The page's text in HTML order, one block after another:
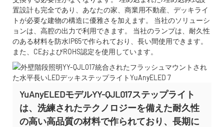
置設計も完全であり、あなたの家、商業用不動産、デッキライ
トが必要な建物の構造に優雅さを加えます。 当社のソリューシ
ョンは、高腔の出力で利用できます。 当社のランプは、耐久性
のある材料を防水IP65で作られており、長い間使用できます。
また、CEおよびROHS認定を使用しています。
YuAnyELEDモデルYY-QJL017ステップライト
は、洗練されたテクノロジーを備えた耐久性
の高い高品質の材料で作られており、長期に